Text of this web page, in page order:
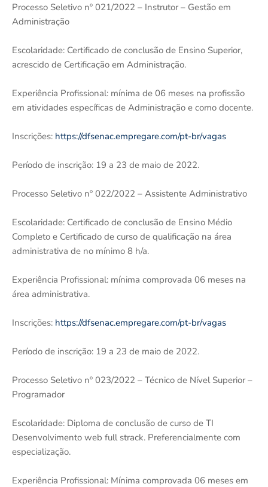
Processo Seletivo nº 021/2022 – Instrutor – Gestão em
Administração
Escolaridade: Certificado de conclusão de Ensino Superior,
acrescido de Certificação em Administração.
Experiência Profissional: mínima de 06 meses na profissão
em atividades específicas de Administração e como docente.
Inscrições: https://dfsenac.empregare.com/pt-br/vagas
Período de inscrição: 19 a 23 de maio de 2022.
Processo Seletivo nº 022/2022 – Assistente Administrativo
Escolaridade: Certificado de conclusão de Ensino Médio
Completo e Certificado de curso de qualificação na área
administrativa de no mínimo 8 h/a.
Experiência Profissional: mínima comprovada 06 meses na
área administrativa.
Inscrições: https://dfsenac.empregare.com/pt-br/vagas
Período de inscrição: 19 a 23 de maio de 2022.
Processo Seletivo nº 023/2022 – Técnico de Nível Superior –
Programador
Escolaridade: Diploma de conclusão de curso de TI
Desenvolvimento web full strack. Preferencialmente com
especialização.
Experiência Profissional: Mínima comprovada 06 meses em